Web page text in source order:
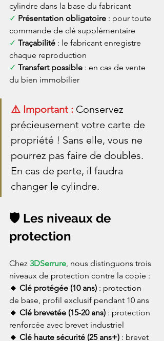
cylindre dans la base du fabricant
✓ Présentation obligatoire : pour toute
commande de clé supplémentaire
✓ Traçabilité : le fabricant enregistre
chaque reproduction
✓ Transfert possible : en cas de vente
du bien immobilier
⚠️ Important : Conservez
précieusement votre carte de
propriété ! Sans elle, vous ne
pourrez pas faire de doubles.
En cas de perte, il faudra
changer le cylindre.
🛡️ Les niveaux de
protection
Chez 3DSerrure , nous distinguons trois
niveaux de protection contre la copie :
🔸 Clé protégée (10 ans) : protection
de base, profil exclusif pendant 10 ans
🔸 Clé brevetée (15-20 ans) : protection
renforcée avec brevet industriel
🔸 Clé haute sécurité (25 ans+) : brevet